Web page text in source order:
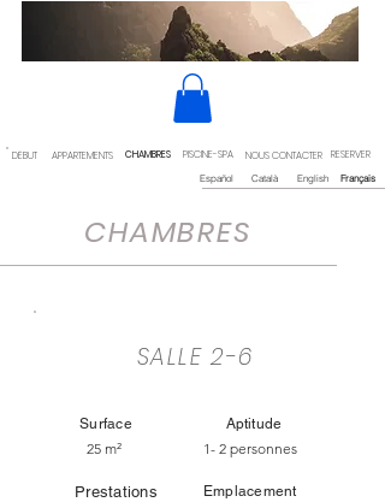
Español Català English Français
DÉBUT APPARTEMENTS CHAMBRES PISCINE-SPA NOUS CONTACTER RESERVER
CHAMBRES
SALLE 2-6
Surface
25 m²
Prestations
Aptitude
1- 2 personnes
Emplacement